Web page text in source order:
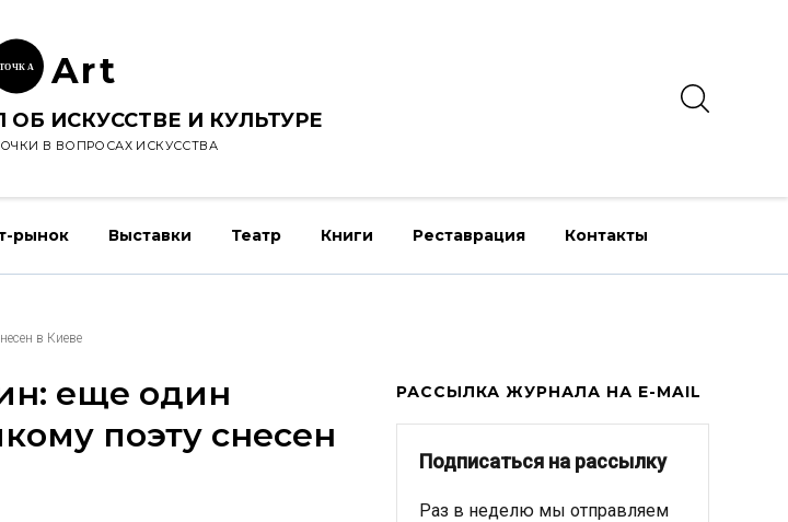
ТОЧК А Art
ИСКУССТВЕ И КУЛЬТУРЕ
В ВОПРОСАХ ИСКУССТВА
рынок Выставки Театр Книги Реставрация Контакты
в Киеве
еще один
поэту снесен
РАССЫЛКА ЖУРНАЛА НА E-MAIL
Подписаться на рассылку
Раз в неделю мы отправляем